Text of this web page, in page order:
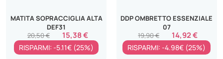
MATITA SOPRACCIGLIA ALTA
DEF31
15,38 €
20,50 €
RISPARMI: -5.11€ (25%)
DDP OMBRETTO ESSENZIALE
07
14,92 €
19,90 €
RISPARMI: -4.98€ (25%)